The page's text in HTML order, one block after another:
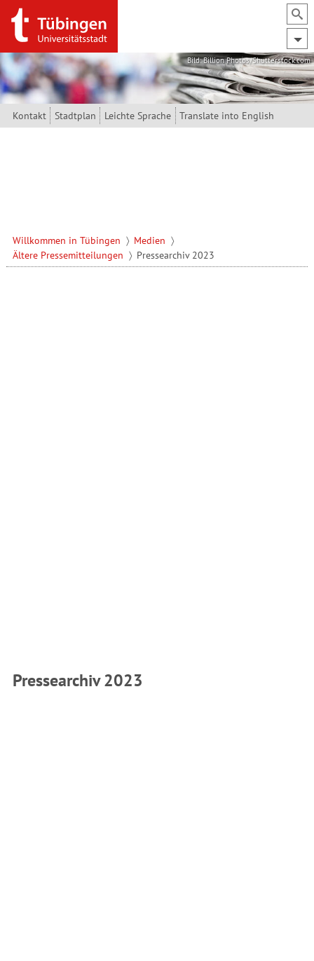
Direkt zum Inhalt
Bild: Billion Photos/Shutterstock.com
Kontakt Stadtplan Leichte Sprache Translate into English
Willkommen in Tübingen
Medien
Ältere Pressemitteilungen
Pressearchiv 2023
Pressearchiv 2023